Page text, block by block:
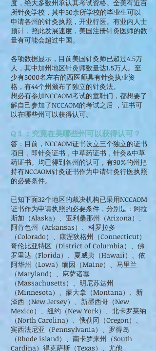
度，绝大多数州承认其考试资格。全美有近百
所针灸学校，其中50余所学校的毕业生可以
申请各州的针灸执照，开业行医。有业内人士
预计，照此发展速度，美国注册针灸医师的数
量有可能会超过中国。
各项数据显示，目前美国针灸师已超过4.5万
人，其中加州地区针灸师数量达1.5万人。至
少有5000名左右的西医师具有针灸执业资
格，有44个州颁布了独立的针灸法。
想必有参加NCCAOM考试的童鞋们，都想要了
解自己参加了NCCAOM的考试之后 ，证书可
以在哪些州可以获得认可。
Q１：究竟在美哪些州可以获得认可？
答：目前，NCCAOM证书设立三个独立的证书
项目，即针灸证书，中草药证书，针灸&中草
药证书。均已得到各州的认可，有90%的州把
持有NCCAOM针灸证书作为申请针灸行医执照
的必要条件。
已知下面32个地区的裁决机构已采用NCCAOM
证书作为申请执照的必要条件，分别是：阿拉
斯加（Alaska）、亚利桑那州（Arizona）、
阿肯色州（Arkansas）、科罗拉多
（Colorado）、康涅狄格州（Connecticut）
哥伦比亚特区（District of Columbia）、佛
罗里达（Florida）、夏威夷（Hawaii）、依
阿华州（Lowa）缅因（Maine）、马里兰
（Maryland）、麻萨诸塞
（Massachusetts）、明尼苏达州
（Minnesota）、蒙大拿（Montana）、新
泽西（New Jersey）、新墨西哥（New
Mexico）、纽约（New York）、北卡罗莱纳
（North Carolina）、俄勒冈（Oregon）、
宾西法尼亚（Pennsylvania）、罗得岛
（Rhode island）、南卡罗来州（South
Cardina）得克萨斯（Texas）、尤他